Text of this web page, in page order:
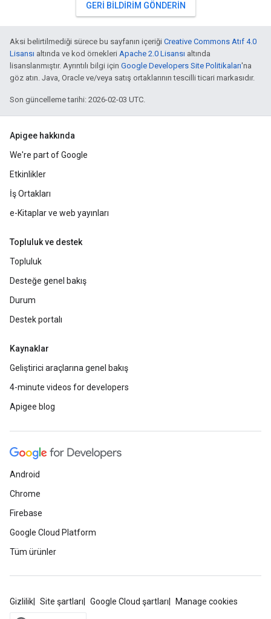
GERI BILDIRIM GÖNDERIN
Aksi belirtilmediği sürece bu sayfanın içeriği Creative Commons Atıf 4.0
Lisansı altında ve kod örnekleri Apache 2.0 Lisansı altında
lisanslanmıştır. Ayrıntılı bilgi için Google Developers Site Politikaları'na
göz atın. Java, Oracle ve/veya satış ortaklarının tescilli ticari markasıdır.
Son güncelleme tarihi: 2026-02-03 UTC.
Apigee hakkında
We're part of Google
Etkinlikler
İş Ortakları
e-Kitaplar ve web yayınları
Topluluk ve destek
Topluluk
Desteğe genel bakış
Durum
Destek portalı
Kaynaklar
Geliştirici araçlarına genel bakış
4-minute videos for developers
Apigee blog
Android
Chrome
Firebase
Google Cloud Platform
Tüm ürünler
Gizlilik Site şartları Google Cloud şartları Manage cookies